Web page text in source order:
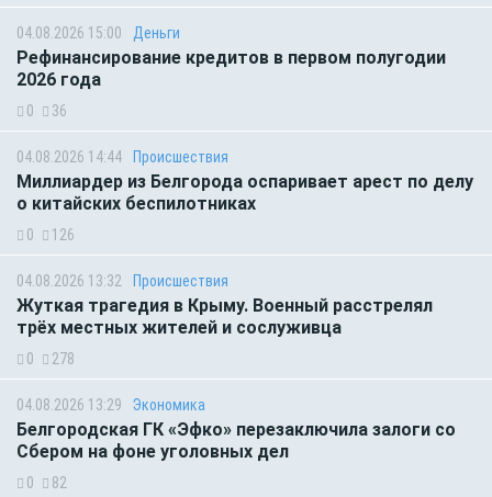
04.08.2026 15:00 Деньги
Рефинансирование кредитов в первом полугодии
2026 года
0 36
04.08.2026 14:44 Происшествия
Миллиардер из Белгорода оспаривает арест по делу
о китайских беспилотниках
0 126
04.08.2026 13:32 Происшествия
Жуткая трагедия в Крыму. Военный расстрелял
трёх местных жителей и сослуживца
0 278
04.08.2026 13:29 Экономика
Белгородская ГК «Эфко» перезаключила залоги со
Сбером на фоне уголовных дел
0 82